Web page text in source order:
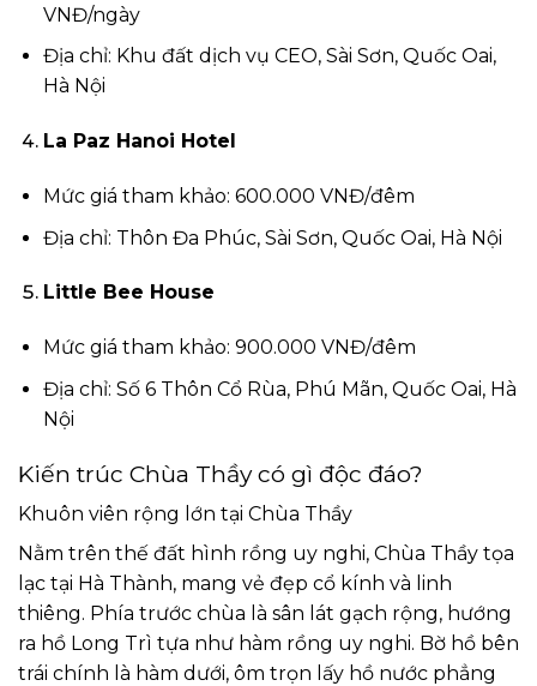
VNĐ/ngày
Địa chỉ: Khu đất dịch vụ CEO, Sài Sơn, Quốc Oai,
Hà Nội
La Paz Hanoi Hotel
Mức giá tham khảo: 600.000 VNĐ/đêm
Địa chỉ: Thôn Đa Phúc, Sài Sơn, Quốc Oai, Hà Nội
Little Bee House
Mức giá tham khảo: 900.000 VNĐ/đêm
Địa chỉ: Số 6 Thôn Cổ Rùa, Phú Mãn, Quốc Oai, Hà
Nội
Kiến trúc Chùa Thầy có gì độc đáo?
Khuôn viên rộng lớn tại Chùa Thầy
Nằm trên thế đất hình rồng uy nghi, Chùa Thầy tọa
lạc tại Hà Thành, mang vẻ đẹp cổ kính và linh
thiêng. Phía trước chùa là sân lát gạch rộng, hướng
ra hồ Long Trì tựa như hàm rồng uy nghi. Bờ hồ bên
trái chính là hàm dưới, ôm trọn lấy hồ nước phẳng